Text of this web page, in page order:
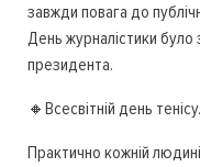
завжди повага до
День журналістики
президента.
🔸Всесвітній день тенісу.
Практично кожній